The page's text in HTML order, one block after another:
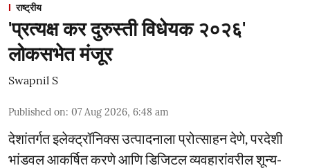
राष्ट्रीय
'प्रत्यक्ष कर दुरुस्ती विधेयक २०२६'
लोकसभेत मंजूर
Swapnil S
Published on: 07 Aug 2026, 6:48 am
देशांतर्गत इलेक्ट्रॉनिक्स उत्पादनाला प्रोत्साहन देणे, परदेशी
भांडवल आकर्षित करणे आणि डिजिटल व्यवहारांवरील शून्य-